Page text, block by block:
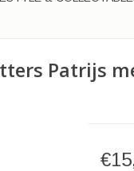
Patrijs